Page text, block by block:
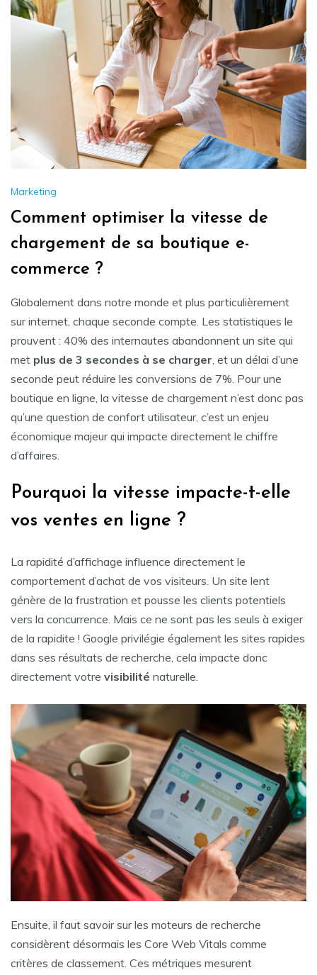
Marketing
Comment optimiser la vitesse de
chargement de sa boutique e-
commerce ?
Globalement dans notre monde et plus particulièrement
sur internet, chaque seconde compte. Les statistiques le
prouvent : 40% des internautes abandonnent un site qui
met plus de 3 secondes à se charger , et un délai d’une
seconde peut réduire les conversions de 7%. Pour une
boutique en ligne, la vitesse de chargement n’est donc pas
qu’une question de confort utilisateur, c’est un enjeu
économique majeur qui impacte directement le chiffre
d’affaires.
Pourquoi la vitesse impacte-t-elle
vos ventes en ligne ?
La rapidité d’affichage influence directement le
comportement d’achat de vos visiteurs. Un site lent
génère de la frustration et pousse les clients potentiels
vers la concurrence. Mais ce ne sont pas les seuls à exiger
de la rapidite ! Google privilégie également les sites rapides
dans ses résultats de recherche, cela impacte donc
directement votre visibilité naturelle.
Ensuite, il faut savoir sur les moteurs de recherche
considèrent désormais les Core Web Vitals comme
critères de classement. Ces métriques mesurent